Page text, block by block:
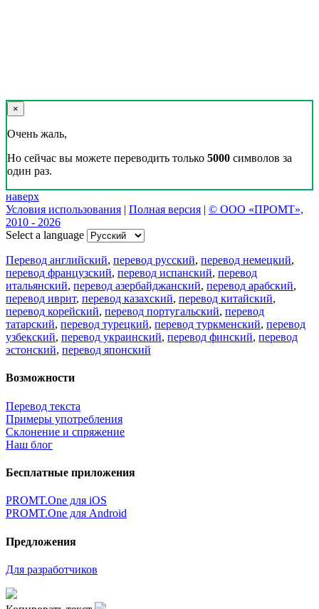
×
Очень жаль,
Но сейчас вы можете переводить только 5000 символов за
один раз.
наверх
Условия использования | Полная версия | © ООО «ПРОМТ»,
2010 - 2026
Select a language
Перевод английский, перевод русский, перевод немецкий,
перевод французский, перевод испанский, перевод
итальянский, перевод азербайджанский, перевод арабский,
перевод иврит, перевод казахский, перевод китайский,
перевод корейский, перевод португальский, перевод
татарский, перевод турецкий, перевод туркменский, перевод
узбекский, перевод украинский, перевод финский, перевод
эстонский, перевод японский
Возможности
Перевод текста
Примеры употребления
Склонение и спряжение
Наш блог
Бесплатные приложения
PROMT.One для iOS
PROMT.One для Android
Предложения
Для разработчиков